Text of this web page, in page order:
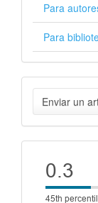
Para
Para
Enviar
un
artículo
Enviar un
Cite
score